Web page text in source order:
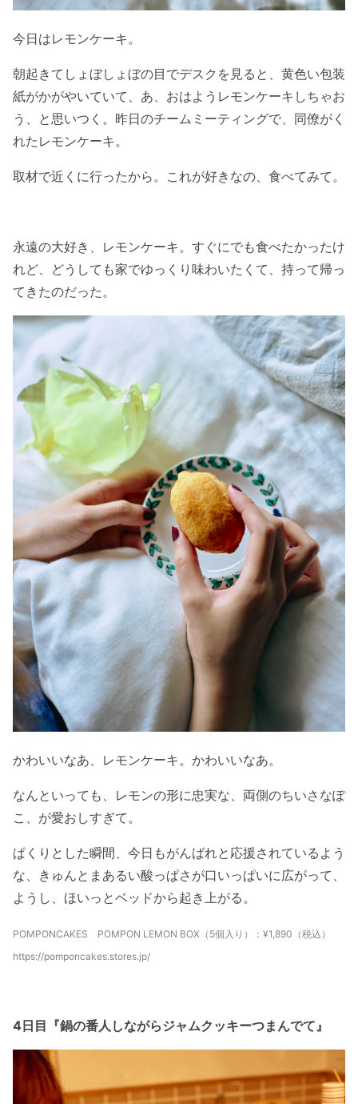
今日はレモンケーキ。
朝起きてしょぼしょぼの目でデスクを見ると、黄色い包装
紙がかがやいていて、あ、おはようレモンケーキしちゃお
う、と思いつく。昨日のチームミーティングで、同僚がく
れたレモンケーキ。
取材で近くに行ったから。これが好きなの、食べてみて。
永遠の大好き、レモンケーキ。すぐにでも食べたかったけ
れど、どうしても家でゆっくり味わいたくて、持って帰っ
てきたのだった。
かわいいなあ、レモンケーキ。かわいいなあ。
なんといっても、レモンの形に忠実な、両側のちいさなぽ
こ、が愛おしすぎて。
ぱくりとした瞬間、今日もがんばれと応援されているよう
な、きゅんとまあるい酸っぱさが口いっぱいに広がって、
ようし、ほいっとベッドから起き上がる。
POMPONCAKES POMPON LEMON BOX（5個入り）：¥1,890（税込）
https://pomponcakes.stores.jp/
4日目『鍋の番人しながらジャムクッキーつまんでて』